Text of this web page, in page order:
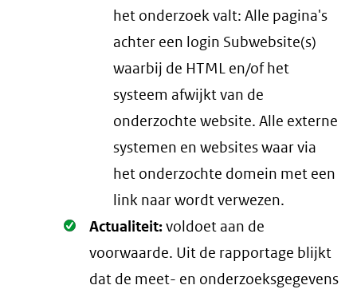
het onderzoek valt: Alle pagina's
achter een login Subwebsite(s)
waarbij de HTML en/of het
systeem afwijkt van de
onderzochte website. Alle externe
systemen en websites waar via
het onderzochte domein met een
link naar wordt verwezen.
Oké.
Actualiteit:voldoet aan de
voorwaarde. Uit de rapportage blijkt
dat de meet- en onderzoeksgegevens